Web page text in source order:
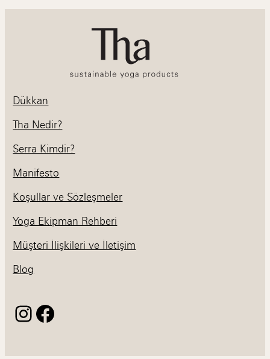
Dükkan
Tha Nedir?
Serra Kimdir?
Manifesto
Koşullar ve Sözleşmeler
Yoga Ekipman Rehberi
Müşteri İlişkileri ve İletişim
Blog
InstagramFacebook